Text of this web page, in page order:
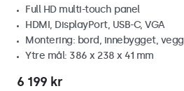
Full HD multi-touch panel
HDMI, DisplayPort, USB-C, VGA
Montering: bord, innebygget, vegg
Ytre mål: 386 x 238 x 41 mm
6 199 kr